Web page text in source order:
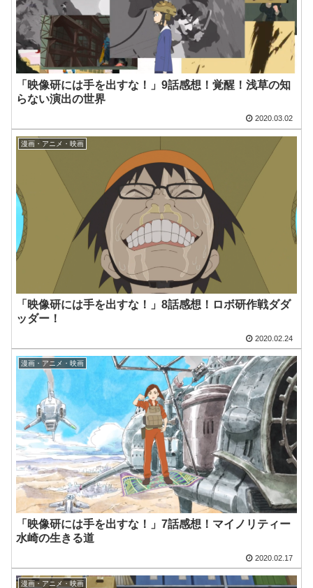
「映像研には手を出すな！」9話感想！覚醒！浅草の知
らない演出の世界
2020.03.02
漫画・アニメ・映画
「映像研には手を出すな！」8話感想！ロボ研作戦ダダ
ッダー！
2020.02.24
漫画・アニメ・映画
「映像研には手を出すな！」7話感想！マイノリティー
水崎の生きる道
2020.02.17
漫画・アニメ・映画